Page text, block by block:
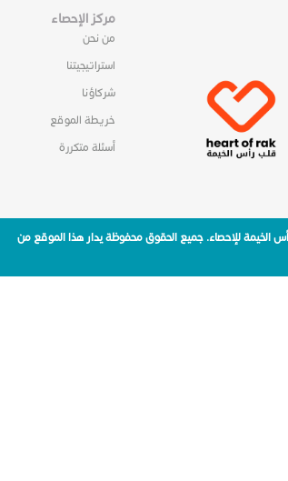
مركز الإحصاء
من نحن
استراتيجيتنا
شركاؤنا
خريطة الموقع
أسئلة متكررة
الخيمة للإحصاء. جميع الحقوق محفوظة يدار هذا الموقع من